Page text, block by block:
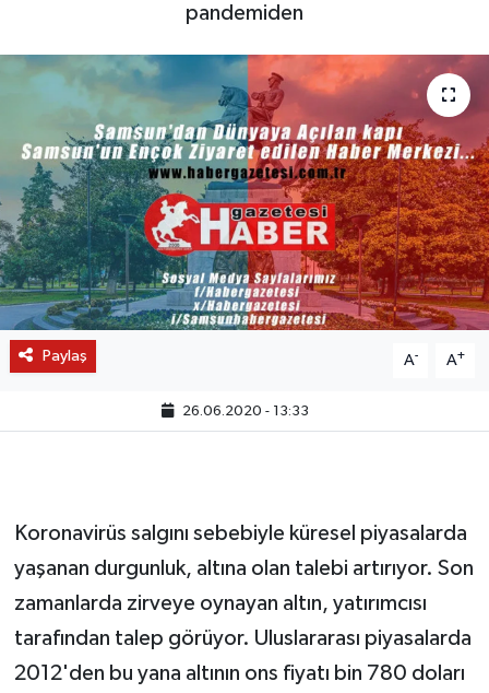
pandemiden
Paylaş A- A+
26.06.2020 - 13:33
Koronavirüs salgını sebebiyle küresel piyasalarda
yaşanan durgunluk, altına olan talebi artırıyor. Son
zamanlarda zirveye oynayan altın, yatırımcısı
tarafından talep görüyor. Uluslararası piyasalarda
2012'den bu yana altının ons fiyatı bin 780 doları